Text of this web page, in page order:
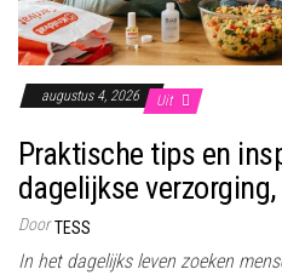
augustus 4, 2026 Uit
Praktische tips en
dagelijkse
Door TESS
In het dagelijks leven zoeken